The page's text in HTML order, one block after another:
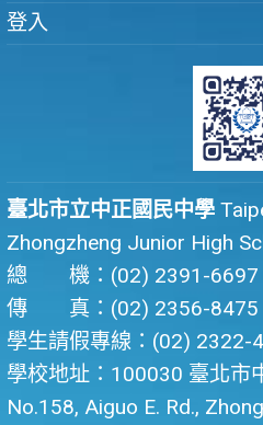
登入
臺北市立中正國民中學
Zhongzheng Junior High
總 機：(02) 2391-6697
傳 真：(02) 2356-8475
學生請假專線：(02) 2322-
學校地址：100030 臺北市
No.158, Aiguo E. Rd.,